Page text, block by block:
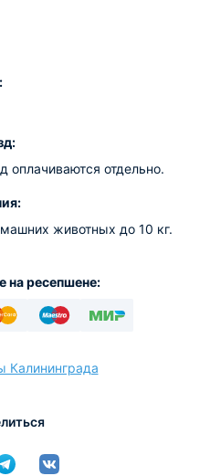
оплачиваются отдельно.
животных до 10 кг.
на ресепшене:
Калининграда